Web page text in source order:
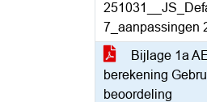
7_aanpassingen
Bijlage 1a
berekening
beoordeling